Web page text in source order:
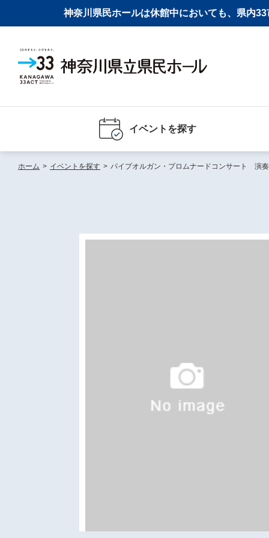
神奈川県民ホールは休館中においても、県内
イベントを探す
ホーム > イベントを探す > パイプオルガン・プロムナードコンサート 演